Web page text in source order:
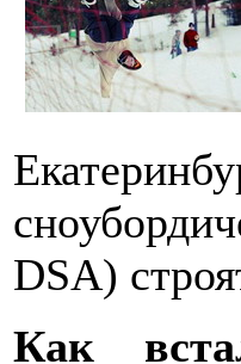
DSA)
Как